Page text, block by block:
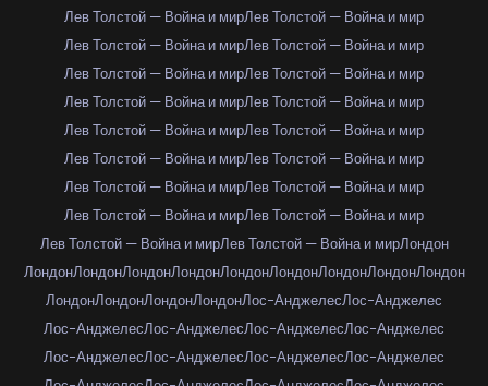
Лев Толстой — Война и мирЛев Толстой — Война и мир
Лев Толстой — Война и мирЛев Толстой — Война и мир
Лев Толстой — Война и мирЛев Толстой — Война и мир
Лев Толстой — Война и мирЛев Толстой — Война и мир
Лев Толстой — Война и мирЛев Толстой — Война и мир
Лев Толстой — Война и мирЛев Толстой — Война и мир
Лев Толстой — Война и мирЛев Толстой — Война и мир
Лев Толстой — Война и мирЛев Толстой — Война и мир
Лев Толстой — Война и мирЛев Толстой — Война и мирЛондон
ЛондонЛондонЛондонЛондонЛондонЛондонЛондонЛондонЛондон
ЛондонЛондонЛондонЛондонЛос-АнджелесЛос-Анджелес
Лос-АнджелесЛос-АнджелесЛос-АнджелесЛос-Анджелес
Лос-АнджелесЛос-АнджелесЛос-АнджелесЛос-Анджелес